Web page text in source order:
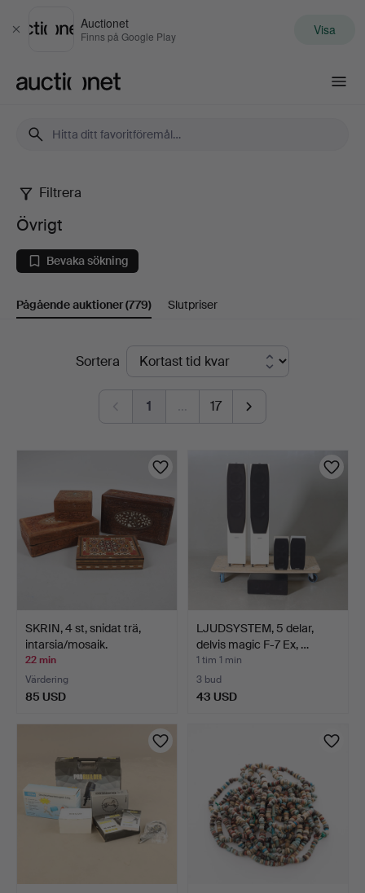
Stäng
Auctionet
Finns på Google Play Visa
Övrigt
Filtrera
Övrigt
Bevaka sökning
Pågående auktioner(779) Slutpriser
PågåendeSortera
1 … 17
SKRIN, 4 st, snidat trä,
intarsia/mosaik.
22 min
Värdering
85 USD
LJUDSYSTEM, 5 delar,
delvis magic F-7 Ex, …
1 tim 1 min
3 bud
43 USD